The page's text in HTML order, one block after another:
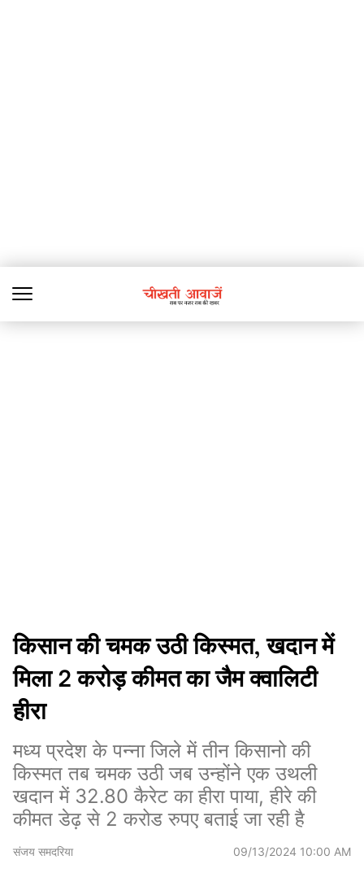
किसान की चमक उठी किस्मत, खदान में
मिला 2 करोड़ कीमत का जैम क्वालिटी
हीरा
मध्य प्रदेश के पन्ना जिले में तीन किसानो की
किस्मत तब चमक उठी जब उन्होंने एक उथली
खदान में 32.80 कैरेट का हीरा पाया, हीरे की
कीमत डेढ़ से 2 करोड रुपए बताई जा रही है
संजय समदरिया 09/13/2024 10:00 AM